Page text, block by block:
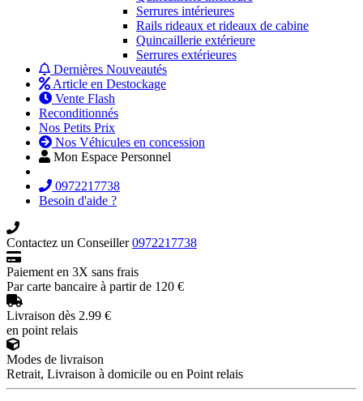
Serrures intérieures
Rails rideaux et rideaux de cabine
Quincaillerie extérieure
Serrures extérieures
Dernières Nouveautés
Article en Destockage
Vente Flash
Reconditionnés
Nos Petits Prix
Nos Véhicules en concession
Mon Espace Personnel
0972217738
Besoin d'aide ?
Contactez un Conseiller0972217738
Paiement en 3X sans frais
Par carte bancaire à partir de 120 €
Livraison dès 2.99 €
en point relais
Modes de livraison
Retrait, Livraison à domicile ou en Point relais